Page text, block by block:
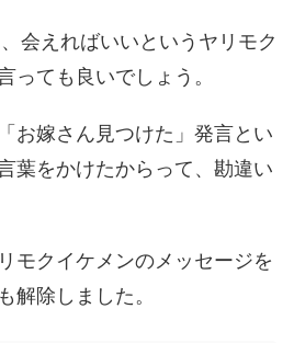
会えればいいというヤリモク
っても良いでしょう。
お嫁さん見つけた」発言とい
葉をかけたからって、勘違い
モクイケメンのメッセージを
解除しました。